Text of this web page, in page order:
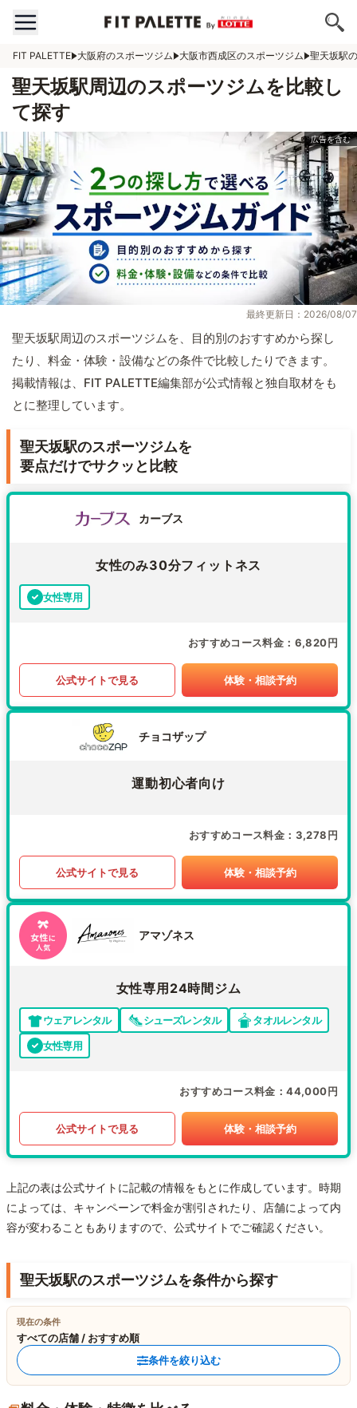
FIT PALETTE 大阪府のスポーツジム 大阪市西成区のスポーツジム 聖天坂駅
聖天坂駅周辺のスポーツジムを比較し
て探す
最終更新日：2026/08/07
聖天坂駅周辺のスポーツジムを、目的別のおすすめから探し
たり、料金・体験・設備などの条件で比較したりできます。
掲載情報は、FIT PALETTE編集部が公式情報と独自取材をも
とに整理しています。
聖天坂駅のスポーツジムを
要点だけでサクッと比較
カーブス
女性のみ30分フィットネス
女性専用
おすすめコース料金 6,820円
公式サイトで見る 体験・相談予約
チョコザップ
運動初心者向け
おすすめコース料金 3,278円
公式サイトで見る 体験・相談予約
アマゾネス
女性専用24時間ジム
ウェアレンタル シューズレンタル
タオルレンタル
女性専用
おすすめコース料金 44,000円
公式サイトで見る 体験・相談予約
上記の表は公式サイトに記載の情報をもとに作成しています。時期
によっては、キャンペーンで料金が割引されたり、店舗によって内
容が変わることもありますので、公式サイトでご確認ください。
聖天坂駅のスポーツジムを条件から探す
現在の条件
すべての店舗 / おすすめ順
条件を絞り込む